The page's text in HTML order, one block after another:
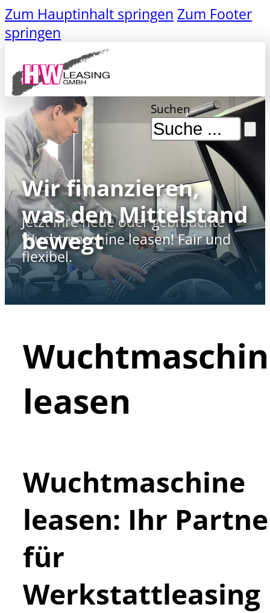
Zum Hauptinhalt springen Zum Footer
springen
Suchen
Wir finanzieren,
was den Mittelstand
bewegt
Jetzt ihre neue oder gebrauchte
Wuchtmaschine leasen! Fair und
flexibel.
leasen
Wuchtmaschine
leasen: Ihr
für
Werkstattleasing